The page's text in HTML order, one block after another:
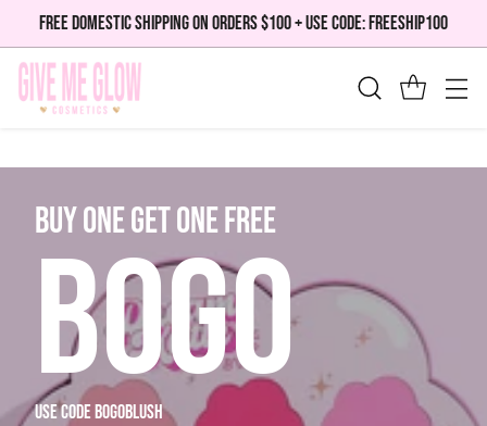
FREE DOMESTIC SHIPPING ON ORDERS $100 + USE CODE: FREESHIP100
bUY ONE GET ONE FREE
BOGO
use code bogoblush